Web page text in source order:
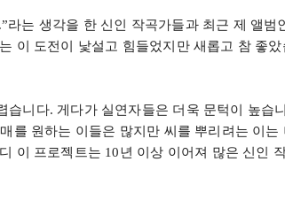
라는 생각을 한 신인 작곡가들과 최근 제 앨범인
이 도전이 낯설고 힘들었지만 새롭고 참 좋았
습니다. 게다가 실연자들은 더욱 문턱이 높습
를 원하는 이들은 많지만 씨를 뿌리려는 이는
이 프로젝트는 10년 이상 이어져 많은 신인